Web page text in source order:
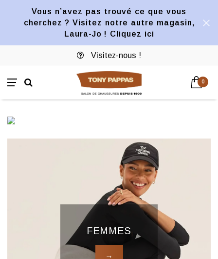
Vous n’avez pas trouvé ce que vous
cherchez ? Visitez notre autre magasin,
Laura-Jo ! Cliquez ici
Visitez-nous !
0
FEMMES
→